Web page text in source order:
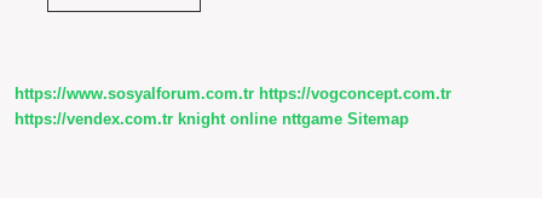
https://www.sosyalforum.com.tr https://vogconcept.com.tr
https://vendex.com.tr knight online nttgame Sitemap